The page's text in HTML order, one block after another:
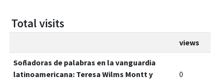
Total visits
views
Soñadoras de palabras en la vanguardia
latinoamericana: Teresa Wilms Montt y
0